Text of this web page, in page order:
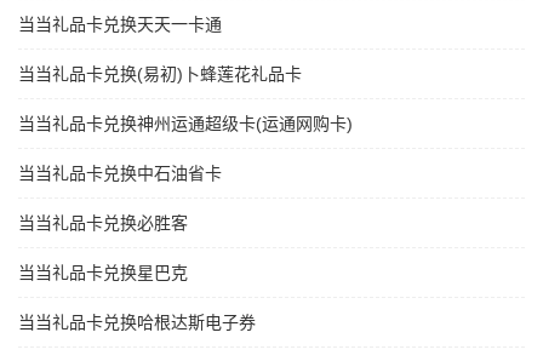
当当礼品卡兑换天天一卡通
当当礼品卡兑换(易初)卜蜂莲花礼品卡
当当礼品卡兑换神州运通超级卡(运通网购卡)
当当礼品卡兑换中石油省卡
当当礼品卡兑换必胜客
当当礼品卡兑换星巴克
当当礼品卡兑换哈根达斯电子券